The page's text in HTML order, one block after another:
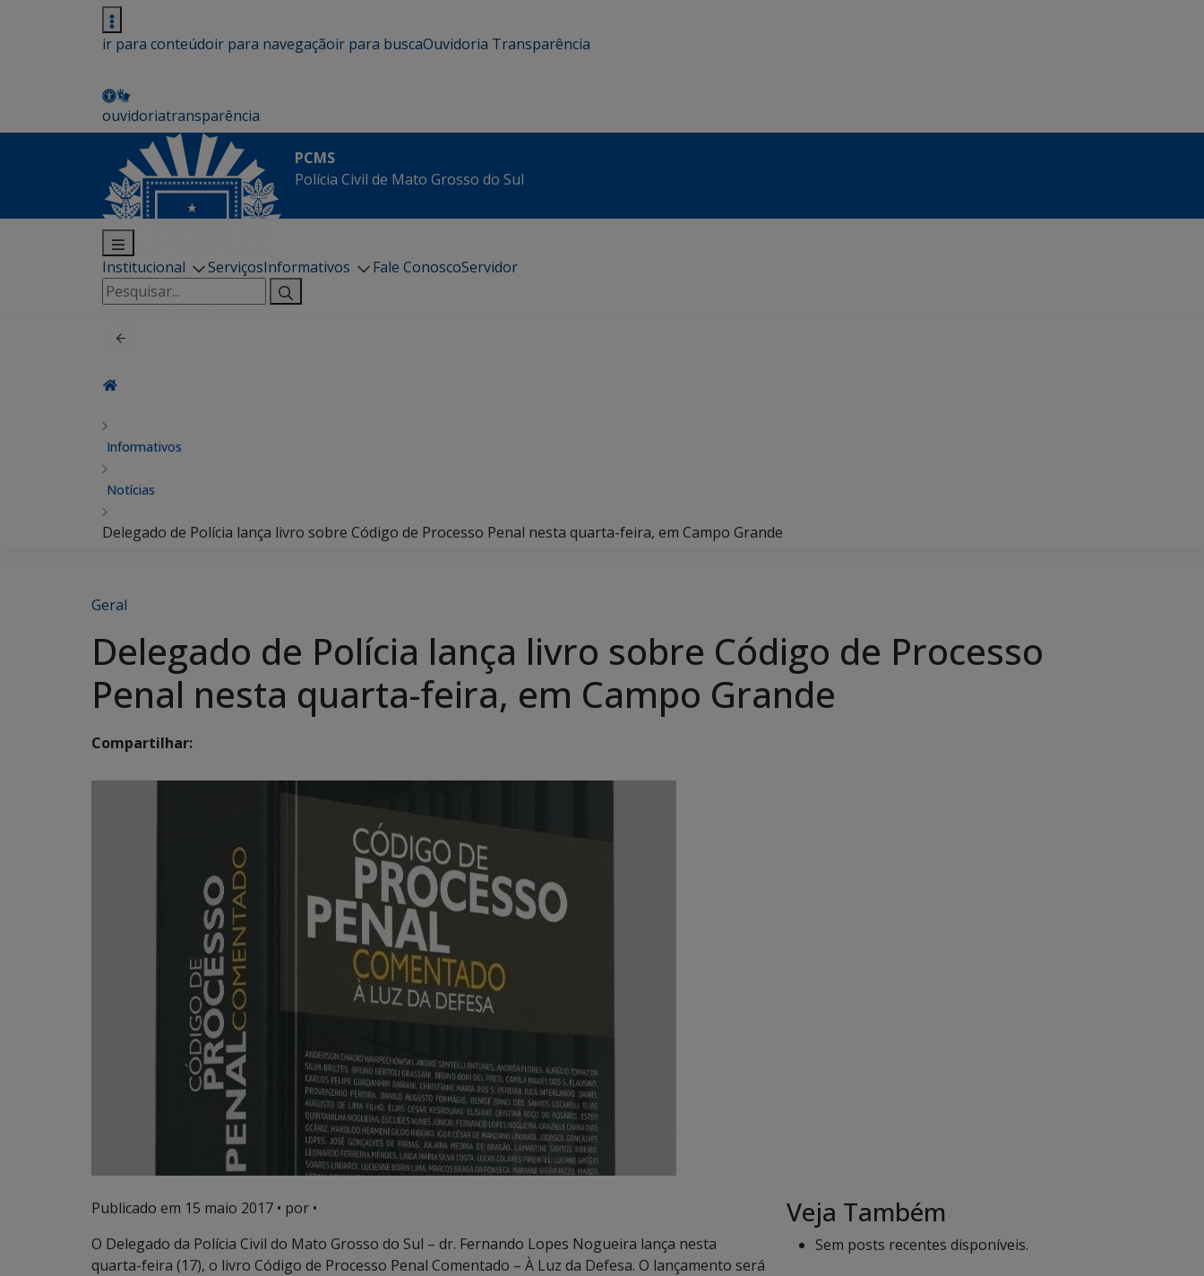
ir para conteúdoir para navegaçãoir para buscaOuvidoria Transparência
ouvidoriatransparência
PCMS
Polícia Civil de Mato Grosso do Sul
Institucional ServiçosInformativos Fale ConoscoServidor
Pesquisar
por:
Informativos
Notícias
Delegado de Polícia lança livro sobre Código de Processo Penal nesta quarta-feira, em Campo Grande
Geral
Delegado de Polícia lança livro sobre Código de Processo
Penal nesta quarta-feira, em Campo Grande
Compartilhar:
Publicado em 15 maio 2017 • por •
O Delegado da Polícia Civil do Mato Grosso do Sul – dr. Fernando Lopes Nogueira lança nesta
quarta-feira (17), o livro Código de Processo Penal Comentado – À Luz da Defesa. O lançamento será
Veja Também
Sem posts recentes disponíveis.